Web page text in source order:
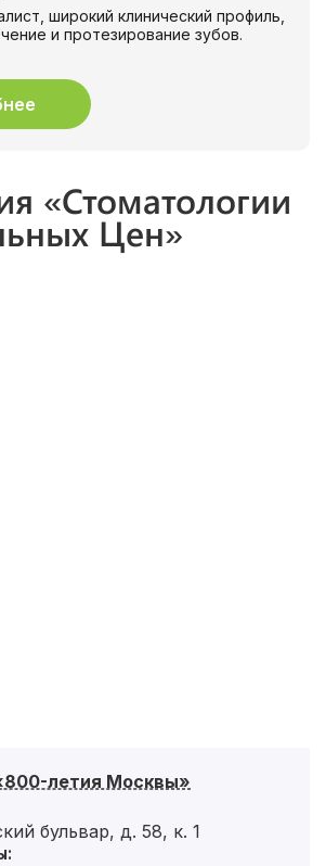
широкий клинический профиль,
и протезирование зубов.
«Стоматологии
Цен»
летия Москвы»
бульвар, д. 58, к. 1